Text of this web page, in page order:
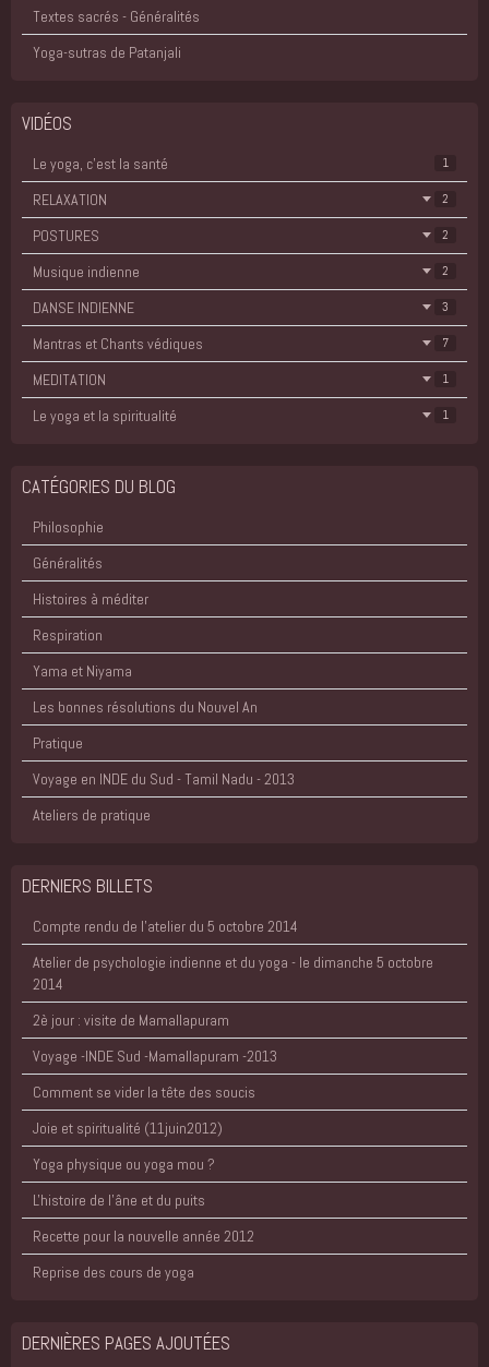
Textes sacrés - Généralités
Yoga-sutras de Patanjali
VIDÉOS
Le yoga, c'est la santé 1
RELAXATION 2
POSTURES 2
Musique indienne 2
DANSE INDIENNE 3
Mantras et Chants védiques 7
MEDITATION 1
Le yoga et la spiritualité 1
CATÉGORIES DU BLOG
Philosophie
Généralités
Histoires à méditer
Respiration
Yama et Niyama
Les bonnes résolutions du Nouvel An
Pratique
Voyage en INDE du Sud - Tamil Nadu - 2013
Ateliers de pratique
DERNIERS BILLETS
Compte rendu de l'atelier du 5 octobre 2014
Atelier de psychologie indienne et du yoga - le dimanche 5 octobre
2014
2è jour : visite de Mamallapuram
Voyage -INDE Sud -Mamallapuram -2013
Comment se vider la tête des soucis
Joie et spiritualité (11juin2012)
Yoga physique ou yoga mou ?
L'histoire de l'âne et du puits
Recette pour la nouvelle année 2012
Reprise des cours de yoga
DERNIÈRES PAGES AJOUTÉES